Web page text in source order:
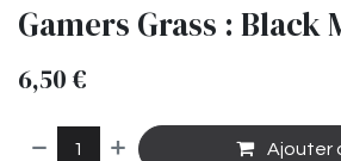
Gamers Grass : Black
6,50 €
Ajouter